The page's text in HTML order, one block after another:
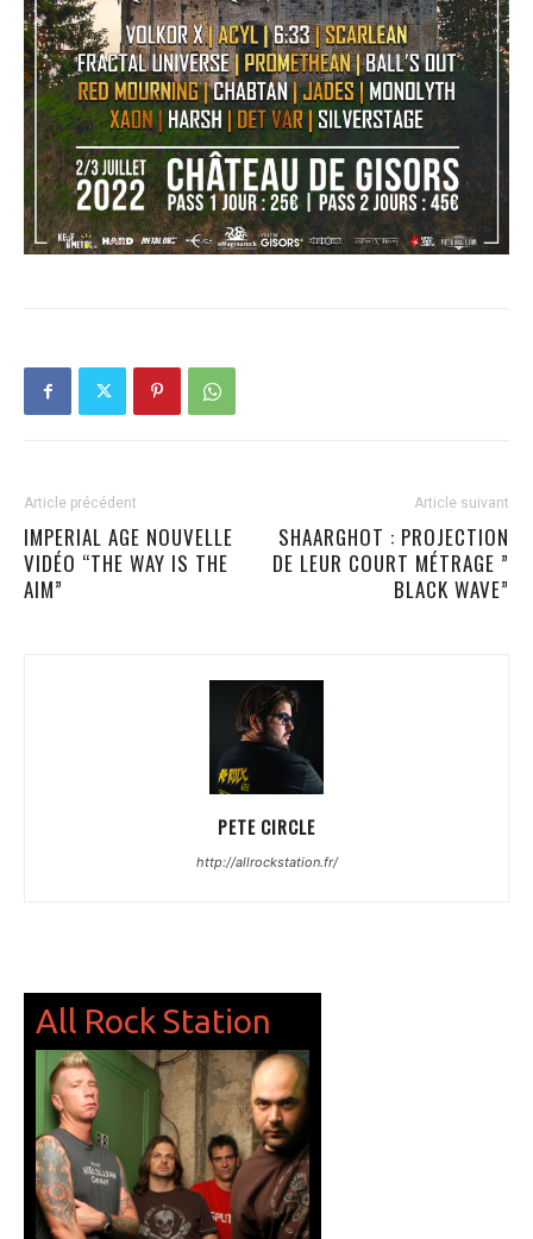
Article précédent
IMPERIAL AGE NOUVELLE
VIDÉO “THE WAY IS THE
AIM”
Article suivant
SHAARGHOT : PROJECTION
DE LEUR COURT MÉTRAGE ”
BLACK WAVE”
PETE CIRCLE
http://allrockstation.fr/